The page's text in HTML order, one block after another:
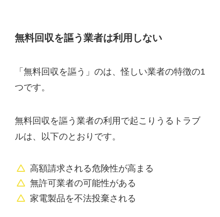
無料回収を謳う業者は利用しない
「無料回収を謳う」のは、怪しい業者の特徴の1
つです。
無料回収を謳う業者の利用で起こりうるトラブ
ルは、以下のとおりです。
高額請求される危険性が高まる
無許可業者の可能性がある
家電製品を不法投棄される